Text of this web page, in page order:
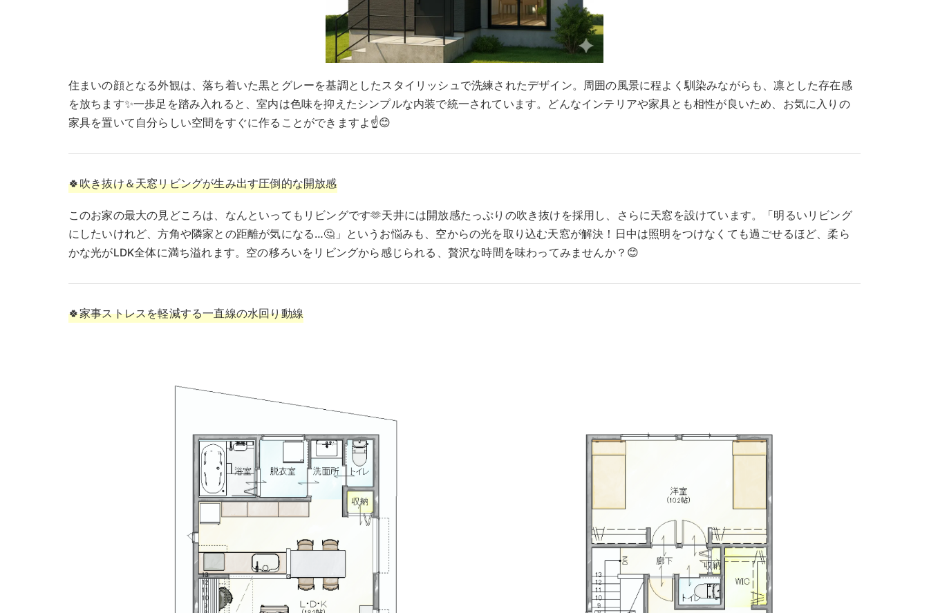
住まいの顔となる外観は、落ち着いた黒とグレーを基調としたスタイリッシュで洗練されたデザイン。周囲の風景に程よく馴染みながらも、凛とした存在感
を放ちます✨一歩足を踏み入れると、室内は色味を抑えたシンプルな内装で統一されています。どんなインテリアや家具とも相性が良いため、お気に入りの
家具を置いて自分らしい空間をすぐに作ることができますよ☝️😊
🍀吹き抜け＆天窓リビングが生み出す圧倒的な開放感
このお家の最大の見どころは、なんといってもリビングです🫶天井には開放感たっぷりの吹き抜けを採用し、さらに天窓を設けています。「明るいリビング
にしたいけれど、方角や隣家との距離が気になる…🤔」というお悩みも、空からの光を取り込む天窓が解決！日中は照明をつけなくても過ごせるほど、柔ら
かな光がLDK全体に満ち溢れます。空の移ろいをリビングから感じられる、贅沢な時間を味わってみませんか？😊
🍀家事ストレスを軽減する一直線の水回り動線